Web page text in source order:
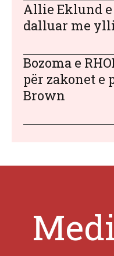
Allie Eklund e
dalluar me
Bozoma e
për zakonet e
Brown